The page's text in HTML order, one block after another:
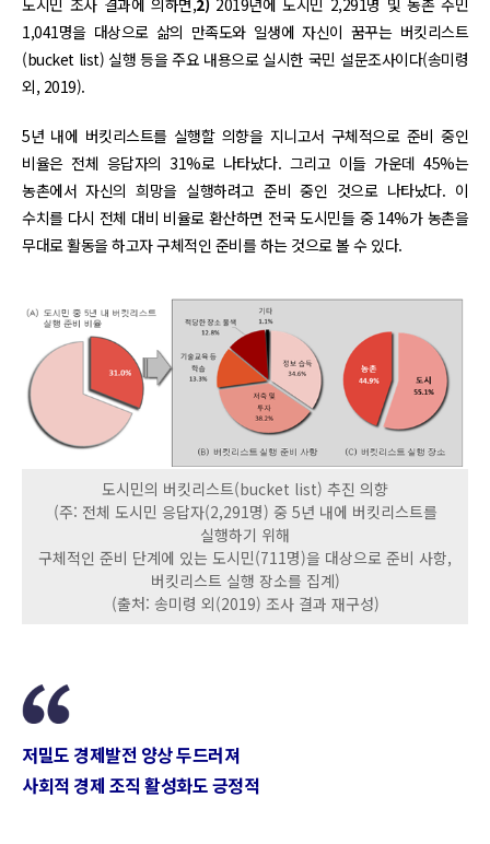
1,041명을 대상으로 삶의 만족도와 일생에 자신이 꿈꾸는 버킷리스트
(bucket list) 실행 등을 주요 내용으로 실시한 국민 설문조사이다(송미령
외, 2019).
5년 내에 버킷리스트를 실행할 의향을 지니고서 구체적으로 준비 중인
비율은 전체 응답자의 31%로 나타났다. 그리고 이들 가운데 45%는
농촌에서 자신의 희망을 실행하려고 준비 중인 것으로 나타났다. 이
수치를 다시 전체 대비 비율로 환산하면 전국 도시민들 중 14%가 농촌을
무대로 활동을 하고자 구체적인 준비를 하는 것으로 볼 수 있다.
도시민의 버킷리스트(bucket list) 추진 의향
(주: 전체 도시민 응답자(2,291명) 중 5년 내에 버킷리스트를
실행하기 위해
구체적인 준비 단계에 있는 도시민(711명)을 대상으로 준비 사항,
버킷리스트 실행 장소를 집계)
(출처: 송미령 외(2019) 조사 결과 재구성)
저밀도 경제발전 양상 두드러져
사회적 경제 조직 활성화도 긍정적